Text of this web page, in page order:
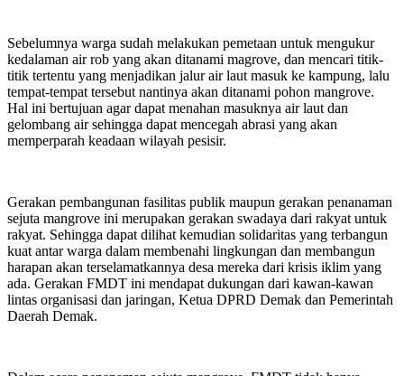
Sebelumnya warga sudah melakukan pemetaan untuk mengukur
kedalaman air rob yang akan ditanami magrove, dan mencari titik-
titik tertentu yang menjadikan jalur air laut masuk ke kampung, lalu
tempat-tempat tersebut nantinya akan ditanami pohon mangrove.
Hal ini bertujuan agar dapat menahan masuknya air laut dan
gelombang air sehingga dapat mencegah abrasi yang akan
memperparah keadaan wilayah pesisir.
Gerakan pembangunan fasilitas publik maupun gerakan penanaman
sejuta mangrove ini merupakan gerakan swadaya dari rakyat untuk
rakyat. Sehingga dapat dilihat kemudian solidaritas yang terbangun
kuat antar warga dalam membenahi lingkungan dan membangun
harapan akan terselamatkannya desa mereka dari krisis iklim yang
ada. Gerakan FMDT ini mendapat dukungan dari kawan-kawan
lintas organisasi dan jaringan, Ketua DPRD Demak dan Pemerintah
Daerah Demak.